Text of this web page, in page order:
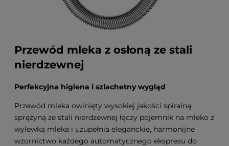
Przewód mleka z osłoną ze stali
nierdzewnej
Perfekcyjna higiena i szlachetny wygląd
Przewód mleka owinięty wysokiej jakości spiralną
sprężyną ze stali nierdzewnej łączy pojemnik na mleko z
wylewką mleka i uzupełnia eleganckie, harmonijne
wzornictwo każdego automatycznego ekspresu do